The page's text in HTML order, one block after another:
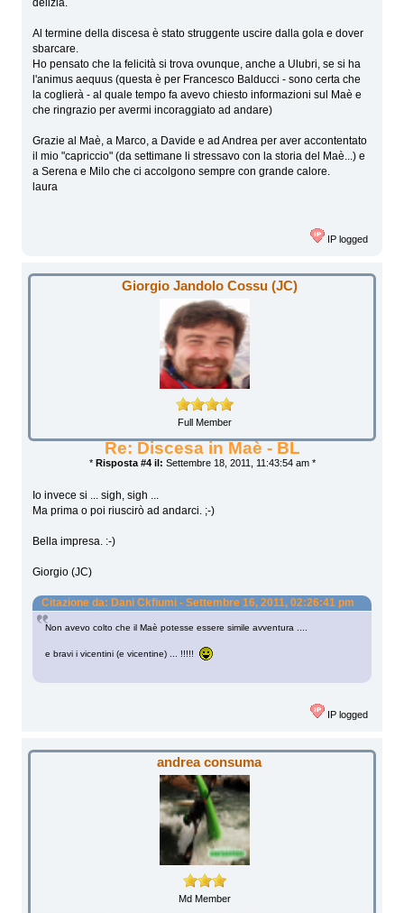
Al termine della discesa è stato struggente uscire dalla gola e dover
sbarcare.
Ho pensato che la felicità si trova ovunque, anche a Ulubri, se si ha
l'animus aequus (questa è per Francesco Balducci - sono certa che
la coglierà - al quale tempo fa avevo chiesto informazioni sul Maè e
che ringrazio per avermi incoraggiato ad andare)
Grazie al Maè, a Marco, a Davide e ad Andrea per aver accontentato
il mio "capriccio" (da settimane li stressavo con la storia del Maè...) e
a Serena e Milo che ci accolgono sempre con grande calore.
laura
IP logged
Giorgio Jandolo Cossu (JC)
Full Member
Re: Discesa in Maè - BL
* Risposta #4 il: Settembre 18, 2011, 11:43:54 am *
Io invece si ... sigh, sigh ...
Ma prima o poi riuscirò ad andarci. ;-)
Bella impresa. :-)
Giorgio (JC)
Citazione da: Dani Ckfiumi - Settembre 16, 2011, 02:26:41 pm
Non avevo colto che il Maè potesse essere simile avventura ....
e bravi i vicentini (e vicentine) ... !!!!!
IP logged
andrea consuma
Md Member